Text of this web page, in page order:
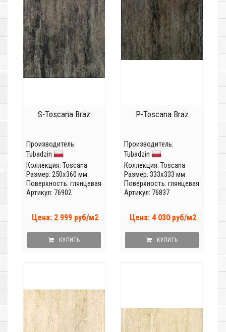
S-Toscana Braz
Производитель:
Tubadzin
Коллекция: Toscana
Размер: 250x360 мм
Поверхность: глянцевая
Артикул: 76902
Цена: 2 999 руб/м2
КУПИТЬ
P-Toscana Braz
Производитель:
Tubadzin
Коллекция: Toscana
Размер: 333x333 мм
Поверхность: глянцевая
Артикул: 76837
Цена: 4 030 руб/м2
КУПИТЬ